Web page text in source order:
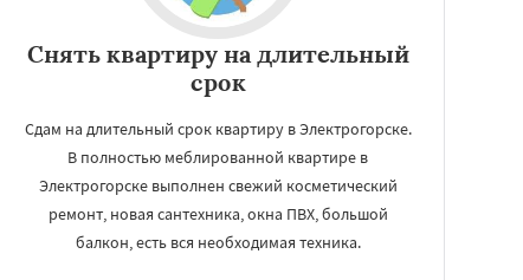
Снять квартиру на длительный
срок
Сдам на длительный срок квартиру в Электрогорске.
В полностью меблированной квартире в
Электрогорске выполнен свежий косметический
ремонт, новая сантехника, окна ПВХ, большой
балкон, есть вся необходимая техника.